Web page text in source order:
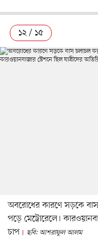
১২ / ১৫
অবরোধের কারণে সড়কে
পড়ে মেট্রোরেলে।
চাপ
ছবি: আশরাফুল আলম